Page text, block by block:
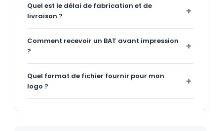
Quel est le délai de fabrication et de
livraison ?
Comment recevoir un BAT avant impression
?
Quel format de fichier fournir pour mon
logo ?